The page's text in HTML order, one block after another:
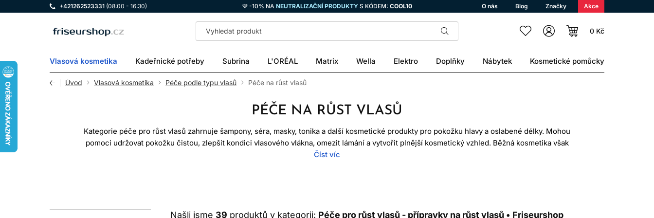
+421262523331 (08:00 - 16:30) 💜 -10% NA NEUTRALIZAČNÍ PRODUKTY S KÓDEM: COOL10 O nás Blog Značky Akce
LOMAX 0 Kč
Vlasová kosmetika Kadeřnické potřeby Subrina L'ORÉAL Matrix Wella Elektro Doplňky Nábytek Kosmetické pomůcky
Úvod Vlasová kosmetika Péče podle typu vlasů Péče na růst vlasů
PÉČE NA RŮST VLASŮ
Kategorie péče pro růst vlasů zahrnuje šampony, séra, masky, tonika a další kosmetické produkty pro pokožku hlavy a oslabené délky. Mohou
pomoci udržovat pokožku čistou, zlepšit kondici vlasového vlákna, omezit lámání a vytvořit plnější kosmetický vzhled. Běžná kosmetika však
neléčí genetické, hormonální, autoimunitní ani výživové příčiny vypadávání vlasů.
ŘÍDNUTÍ, VYPADÁVÁNÍ NEBO LÁMÁNÍ VLASŮ
Číst víc
Našli jsme 39 produktů v kategorii: Péče pro růst vlasů - přípravky na růst vlasů • Friseurshop